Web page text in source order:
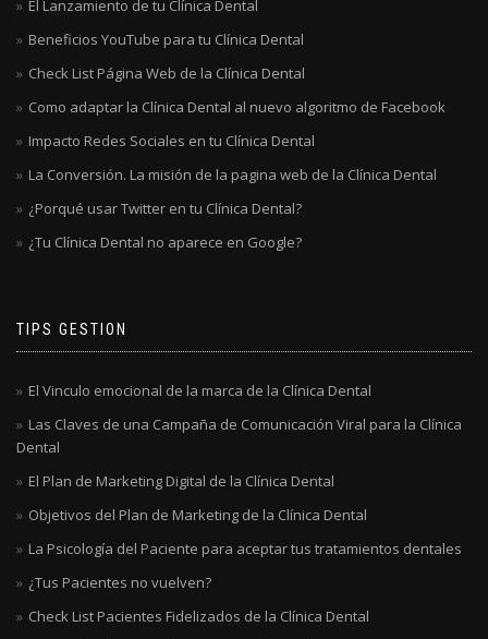
El Lanzamiento de tu Clínica Dental
Beneficios YouTube para tu Clínica Dental
Check List Página Web de la Clínica Dental
Como adaptar la Clínica Dental al nuevo algoritmo de Facebook
Impacto Redes Sociales en tu Clínica Dental
La Conversión. La misión de la pagina web de la Clínica Dental
¿Porqué usar Twitter en tu Clínica Dental?
¿Tu Clínica Dental no aparece en Google?
TIPS GESTION
El Vinculo emocional de la marca de la Clínica Dental
Las Claves de una Campaña de Comunicación Viral para la Clínica
Dental
El Plan de Marketing Digital de la Clínica Dental
Objetivos del Plan de Marketing de la Clínica Dental
La Psicología del Paciente para aceptar tus tratamientos dentales
¿Tus Pacientes no vuelven?
Check List Pacientes Fidelizados de la Clínica Dental